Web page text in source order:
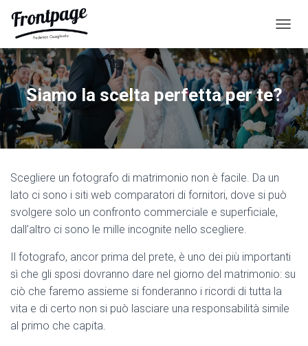
A
V
I
G
A
Z
I
O
O
Siamo la scelta perfetta per te?
Scegliere un fotografo di matrimonio non è facile. Da un
lato ci sono i siti web comparatori di fornitori, dove si può
svolgere solo un confronto commerciale e superficiale,
dall’altro ci sono le mille incognite nello scegliere.
Il fotografo, ancor prima del prete, è uno dei più importanti
sì che gli sposi dovranno dare nel giorno del matrimonio: su
ciò che faremo assieme si fonderanno i ricordi di tutta la
vita e di certo non si può lasciare una responsabilità simile
al primo che capita.